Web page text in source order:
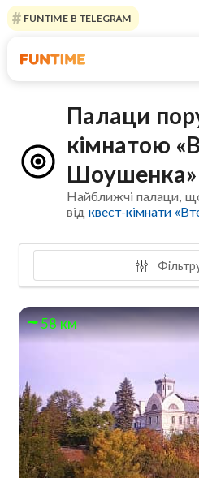
FUNTIME В TELEGRAM
Палаци
кімнатою
Шоушенка»
Найближчі палаци,
відквест-кімнати
58 км